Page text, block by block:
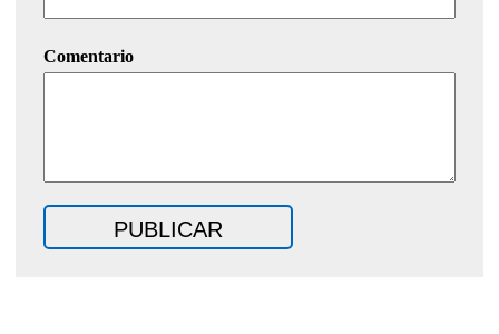
Comentario